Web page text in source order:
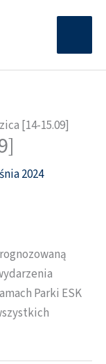
[14-15.09]
2024
Parki ESK